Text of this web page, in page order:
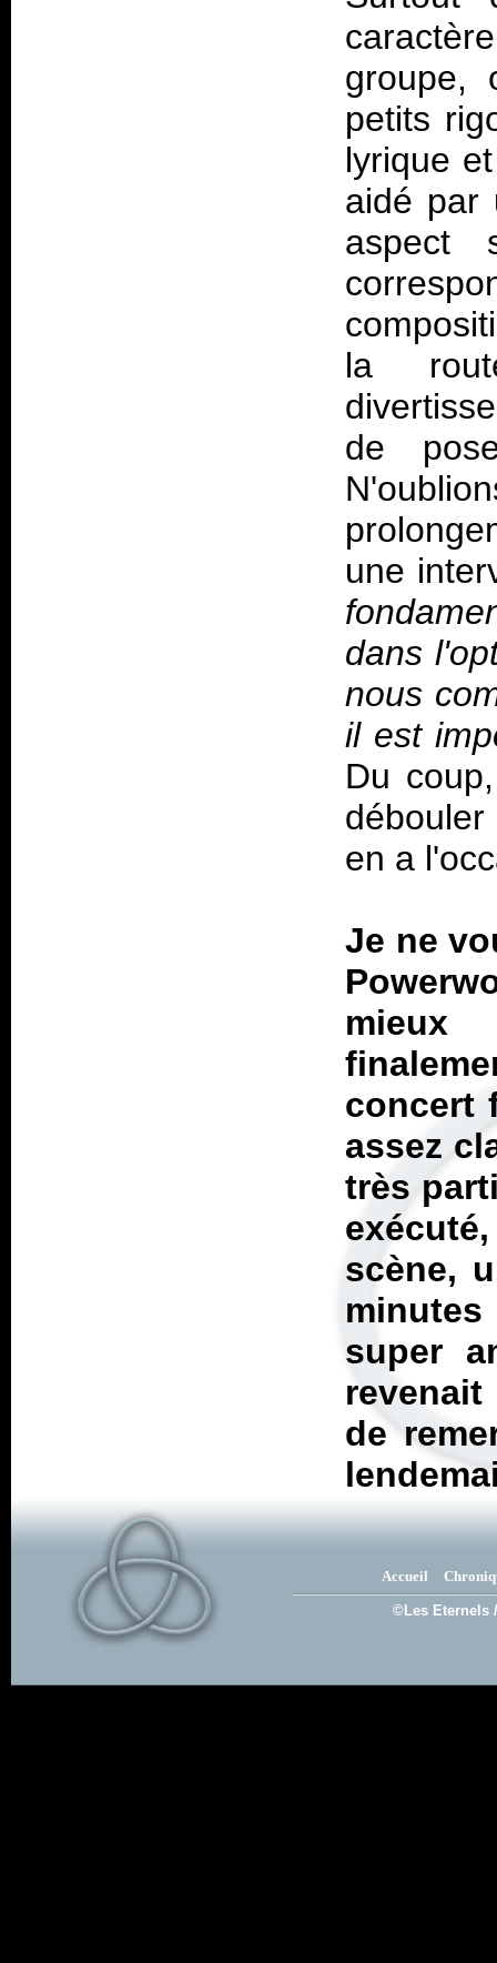
groupe,
petits
lyrique
aidé par
aspect
la
de
une
dans
nous
il est
Du
en a
Je ne
mieux
concert
assez
très
scène,
super
de
Accueil
©Les Eternels